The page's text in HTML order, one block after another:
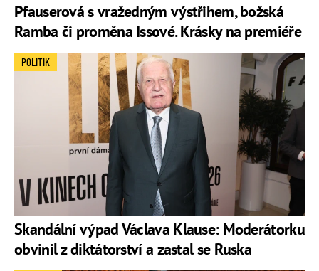
Pfauserová s vražedným výstřihem, božská
Ramba či proměna Issové. Krásky na premiéře
Skandální výpad Václava Klause: Moderátorku
obvinil z diktátorství a zastal se Ruska
POLITIK